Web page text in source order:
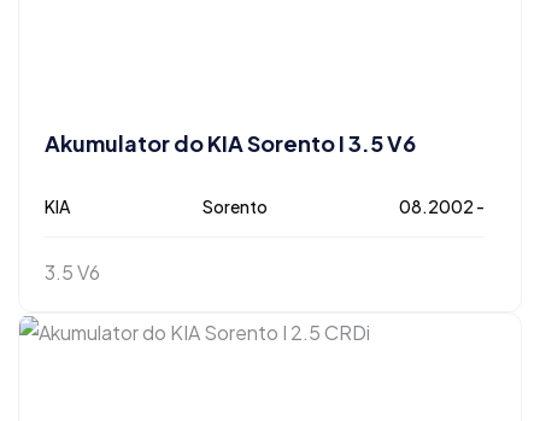
Akumulator do KIA Sorento I 3.5 V6
KIA Sorento 08.2002 -
3.5 V6